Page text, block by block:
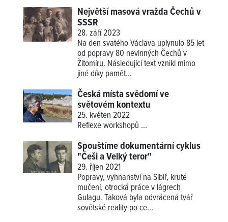
Největší masová vražda Čechů v
SSSR
28. září 2023
Na den svatého Václava uplynulo 85 let
od popravy 80 nevinných Čechů v
Žitomíru. Následující text vznikl mimo
jiné díky pamět...
Česká místa svědomí ve
světovém kontextu
25. květen 2022
Reflexe workshopů ...
Spouštíme dokumentární cyklus
"Češi a Velký teror"
29. říjen 2021
Popravy, vyhnanství na Sibiř, kruté
mučení, otrocká práce v lágrech
Gulagu. Taková byla odvrácená tvář
sovětské reality po ce...